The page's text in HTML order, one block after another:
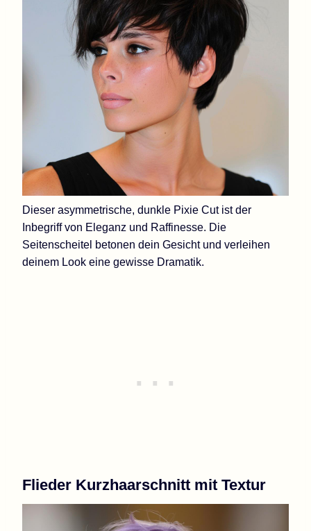
Dieser asymmetrische, dunkle Pixie Cut ist der
Inbegriff von Eleganz und Raffinesse. Die
Seitenscheitel betonen dein Gesicht und verleihen
deinem Look eine gewisse Dramatik.
Flieder Kurzhaarschnitt mit Textur